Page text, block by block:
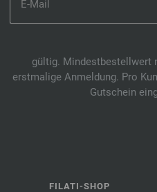
gültig. Mindestbestellwert
erstmalige Anmeldung. Pro
Gutschein
FILATI-SHOP